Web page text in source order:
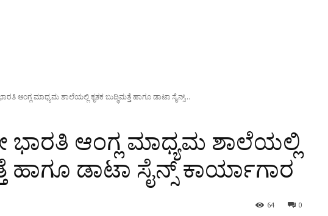
ಆಂಗ್ಲ ಮಾಧ್ಯಮ ಶಾಲೆಯಲ್ಲಿ ಕೃತಕ ಬುದ್ಧಿಮತ್ತೆ ಹಾಗೂ ಡಾಟಾ ಸೈನ್ಸ್...
ಭಾರತಿ ಆಂಗ್ಲ ಮಾಧ್ಯಮ ಶಾಲೆಯಲ್ಲಿ
ಹಾಗೂ ಡಾಟಾ ಸೈನ್ಸ್ ಕಾರ್ಯಾಗಾರ
0
64